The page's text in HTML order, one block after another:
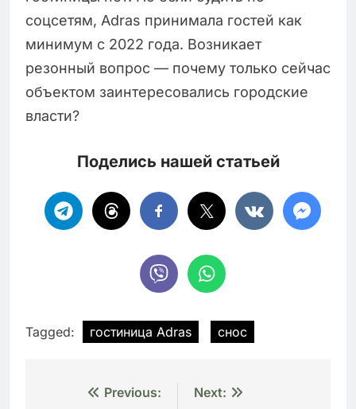
соцсетям, Adras принимала гостей как
минимум с 2022 года. Возникает
резонный вопрос — почему только сейчас
объектом заинтересовались городские
власти?
Поделись нашей статьей
Tagged: гостиница Adras снос
Навигация
Previous:
Next: